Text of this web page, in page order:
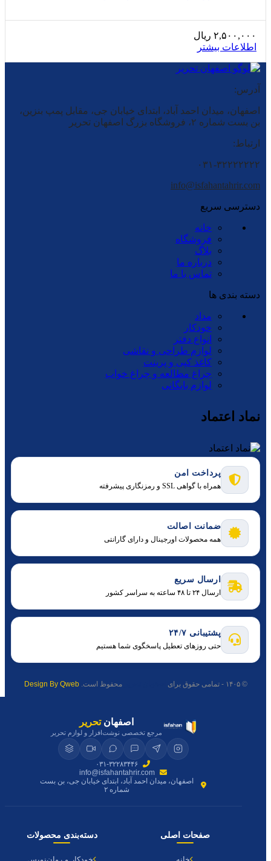
۲,۵۰۰,۰۰۰ ریال
اطلاعات بیشتر
آدرس:
اصفهان، میدان احمد آباد، ابتدای خیابان جی، مقابل پمپ بنزین،
بن بست شماره ۲، فروشگاه بزرگ اصفهان تحریر
ارتباط:
۰۳۱-۳۲۲۲۲۲۲۲
info@isfahantahrir.com
دسترسی سریع
خانه
فروشگاه
بلاگ
درباره ما
تماس با ما
دسته بندی ها
مداد
خودکار
انواع دفتر
لوازم طراحی و نقاشی
کاغذ کپی و پرینت
چراغ مطالعه و چراغ خواب
لوازم بایگانی
نماد اعتماد
پرداخت امن
همراه با گواهی SSL و رمزنگاری پیشرفته
ضمانت اصالت
همه محصولات اورجینال و دارای گارانتی
ارسال سریع
ارسال ۲۴ تا ۴۸ ساعته به سراسر کشور
پشتیبانی ۲۴/۷
حتی روزهای تعطیل پاسخگوی شما هستیم
© ۱۴۰۵ - تمامی حقوق برای محفوظ است.Design By Qweb
اصفهانتحریر
مرجع تخصصی نوشت‌افزار و لوازم تحریر
۰۳۱-۳۲۲۸۳۴۴۶
info@isfahantahrir.com
اصفهان، میدان احمد آباد، ابتدای خیابان جی، بن بست
شماره ۲
صفحات اصلی دسته‌بندی محصولات